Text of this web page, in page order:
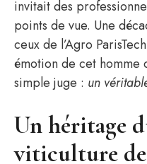
invitait des
points de vue. Une
ceux de l’Agro
émotion de cet homme
simple juge : un
Un héritage
viticulture